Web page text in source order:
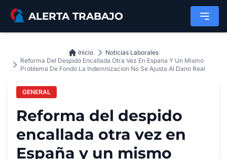
Saltar al contenido principal
ALERTA TRABAJO
Inicio
Noticias Laborales
Reforma Del Despido Encallada Otra Vez En Espana Y Un Mismo
Problema De Fondo La Indemnizacion No Se Ajusta Al Dano Real
GENERAL
Reforma del despido
encallada otra vez en
España y un mismo